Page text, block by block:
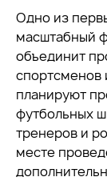
Одно из
масштабный
объединит
спортсменов
планируют
футбольных
тренеров и
месте